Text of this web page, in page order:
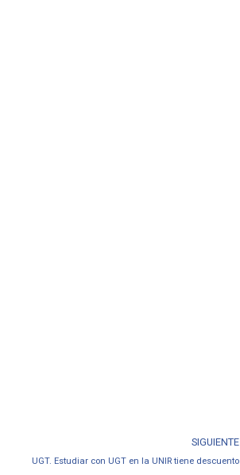
SIGUIENTE
UGT. Estudiar con UGT en la UNIR tiene descuento